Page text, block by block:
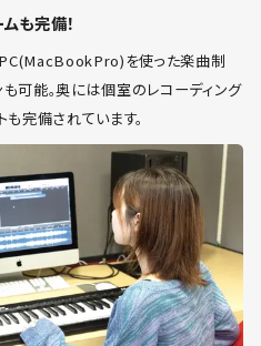
も完備！
を使った楽曲制
も可能。奥には個室のレコーディング
完備されています。